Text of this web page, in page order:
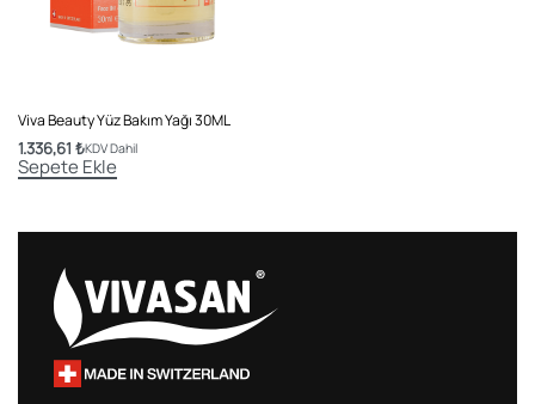
Viva Beauty Yüz Bakım Yağı 30ML
1.336,61 ₺KDV Dahil
Sepete Ekle